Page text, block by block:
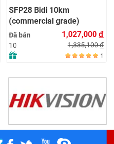
SFP28 Bidi 10km
(commercial grade)
Đã bán
10
1,027,000 đ
1,335,100đ
1